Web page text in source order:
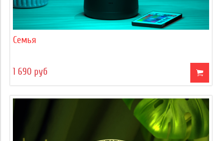
Семья
1 690 руб